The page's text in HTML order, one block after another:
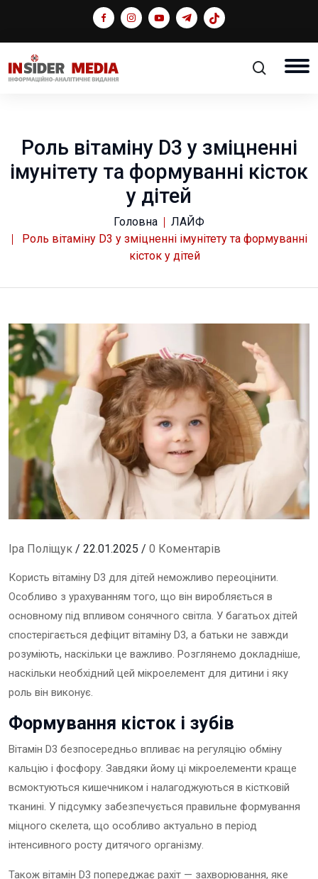
Роль вітаміну D3 у зміцненні
імунітету та формуванні кісток
у дітей
Головна
ЛАЙФ
Роль вітаміну D3 у зміцненні імунітету та формуванні
кісток у дітей
Іра Поліщук / 22.01.2025 / 0 Коментарів
Користь вітаміну D3 для дітей неможливо переоцінити.
Особливо з урахуванням того, що він виробляється в
основному під впливом сонячного світла. У багатьох дітей
спостерігається дефіцит вітаміну D3, а батьки не завжди
розуміють, наскільки це важливо. Розглянемо докладніше,
наскільки необхідний цей мікроелемент для дитини і яку
роль він виконує.
Формування кісток і зубів
Вітамін D3 безпосередньо впливає на регуляцію обміну
кальцію і фосфору. Завдяки йому ці мікроелементи краще
всмоктуються кишечником і налагоджуються в кістковій
тканині. У підсумку забезпечується правильне формування
міцного скелета, що особливо актуально в період
інтенсивного росту дитячого організму.
Також вітамін D3 попереджає рахіт — захворювання, яке